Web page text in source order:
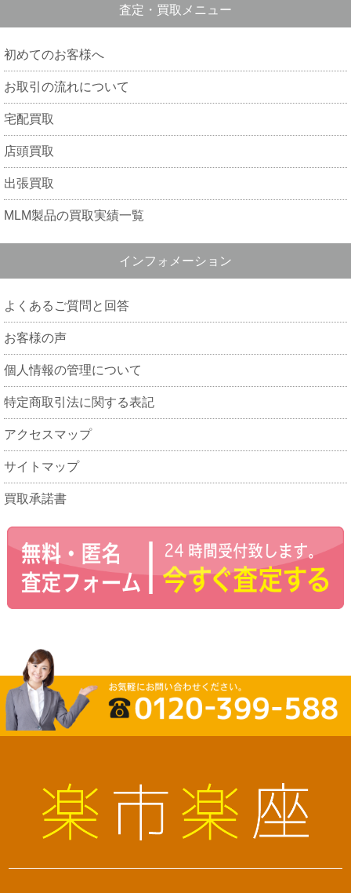
査定・買取メニュー
初めてのお客様へ
お取引の流れについて
宅配買取
店頭買取
出張買取
MLM製品の買取実績一覧
インフォメーション
よくあるご質問と回答
お客様の声
個人情報の管理について
特定商取引法に関する表記
アクセスマップ
サイトマップ
買取承諾書